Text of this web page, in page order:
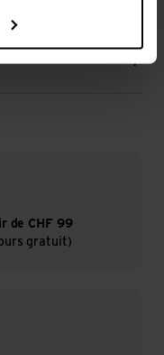
de CHF 99
gratuit)